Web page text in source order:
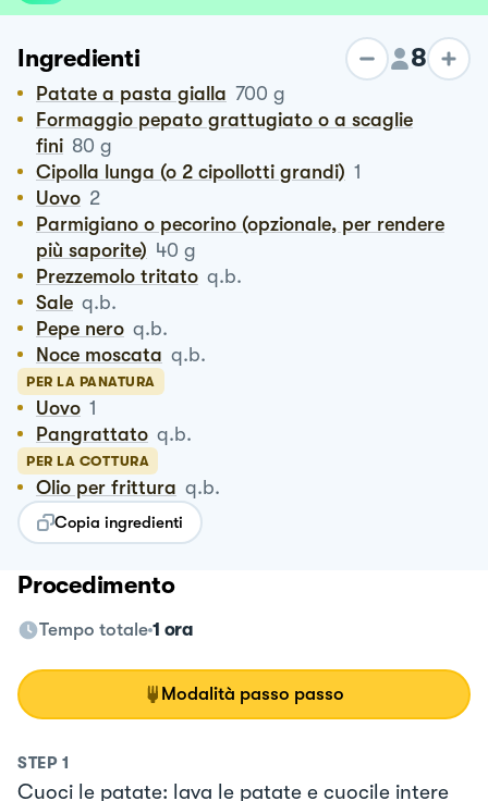
Ingredienti 8
Patate a pasta gialla 700 g
Formaggio pepato grattugiato o a scaglie
fini 80 g
Cipolla lunga (o 2 cipollotti grandi) 1
Uovo 2
Parmigiano o pecorino (opzionale, per rendere
più saporite) 40 g
Prezzemolo tritato q.b.
Sale q.b.
Pepe nero q.b.
Noce moscata q.b.
PER LA PANATURA
Uovo 1
Pangrattato q.b.
PER LA COTTURA
Olio per frittura q.b.
Copia ingredienti
Procedimento
Tempo totale 1 ora
Modalità passo passo
STEP 1
Cuoci le patate: lava le patate e cuocile intere